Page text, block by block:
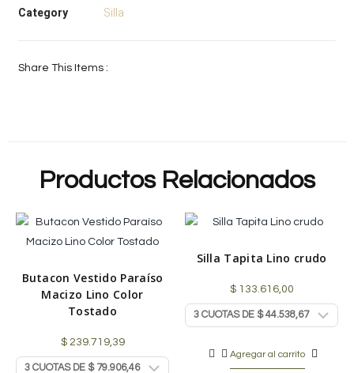
Category
Silla
Share This Items :
Productos Relacionados
Butacon Vestido Paraíso
Macizo Lino Color
Tostado
$239.719,39
Silla Tapita Lino crudo
$133.616,00
Agregar al carrito